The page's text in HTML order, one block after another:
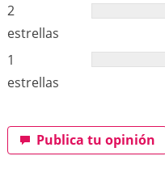
2
estrellas
1
estrellas
Publica tu opinión